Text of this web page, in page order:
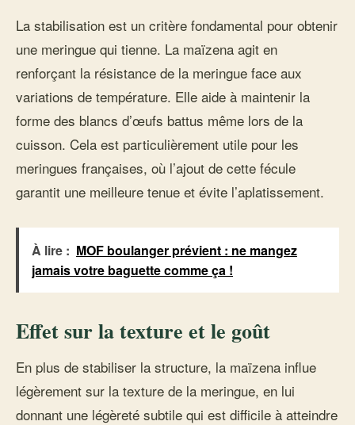
La stabilisation est un critère fondamental pour obtenir
une meringue qui tienne. La maïzena agit en
renforçant la résistance de la meringue face aux
variations de température. Elle aide à maintenir la
forme des blancs d’œufs battus même lors de la
cuisson. Cela est particulièrement utile pour les
meringues françaises, où l’ajout de cette fécule
garantit une meilleure tenue et évite l’aplatissement.
À lire : MOF boulanger prévient : ne mangez
jamais votre baguette comme ça !
Effet sur la texture et le goût
En plus de stabiliser la structure, la maïzena influe
légèrement sur la texture de la meringue, en lui
donnant une légèreté subtile qui est difficile à atteindre